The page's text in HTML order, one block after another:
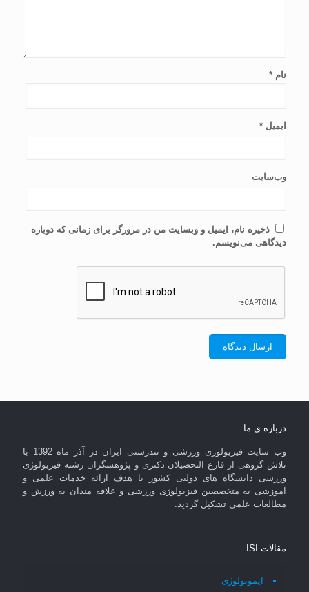
نام *
ایمیل *
وب‌سایت
ذخیره نام، ایمیل و وبسایت من در مرورگر برای زمانی که دوباره
دیدگاهی می‌نویسم.
درباره ی ما
وب سایت فیزیولوژی ورزشی و تندرستی ایران در آذر ماه 1392 با
تلاش گروهی از فارغ التحصیلان دکتری و پژوهشگران رشته فیزیولوژی
ورزشی دانشگاه های دولتی کشور با هدف ارائه خدمات علمی و
آموزشی به متخصصین فیزیولوژی ورزشی و علاقه مندان به ورزش و
مطالعات علمی تشکیل گردید.
مقالات ISI
ایمونولوژی